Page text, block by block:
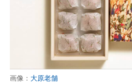
画像： 大原老舗